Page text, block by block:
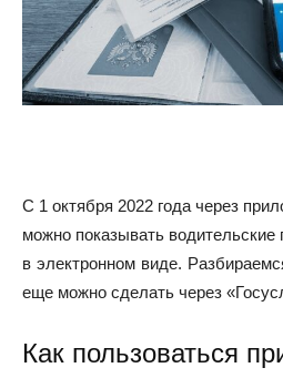
С 1 октября 2022 года через
можно показывать
в электронном виде.
еще можно сделать через
Как пользоваться